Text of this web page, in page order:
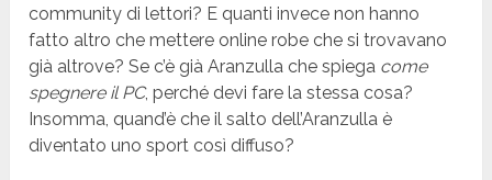
community di lettori? E quanti invece non hanno
fatto altro che mettere online robe che si trovavano
già altrove? Se c’è già Aranzulla che spiega come
spegnere il PC, perché devi fare la stessa cosa?
Insomma, quand’è che il salto dell’Aranzulla è
diventato uno sport così diffuso?